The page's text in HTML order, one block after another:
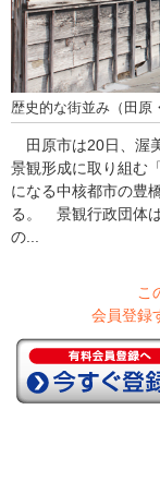
歴史的な街並み（田原
田原市は20日、渥
景観形成に取り組む
になる中核都市の豊
る。 景観行政団体
の...
こ
会員登録